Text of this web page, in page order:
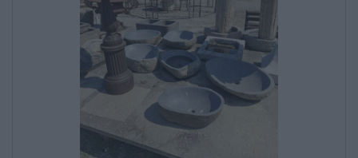
ARMADI
LETTI
COMÒ E COMODINI